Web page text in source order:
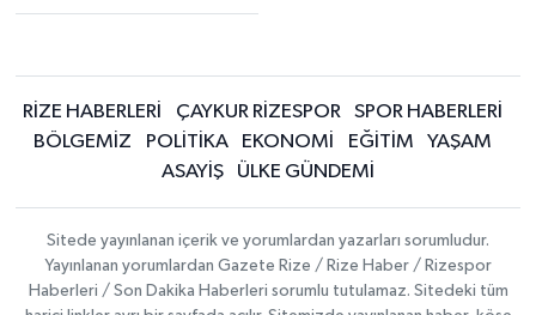
RİZE HABERLERİ ÇAYKUR RİZESPOR
SPOR HABERLERİ
BÖLGEMİZ
POLİTİKA EKONOMİ EĞİTİM
YAŞAM
ASAYİŞ
ÜLKE GÜNDEMİ
Sitede yayınlanan içerik ve yorumlardan yazarları sorumludur.
Yayınlanan yorumlardan Gazete Rize / Rize Haber / Rizespor
Haberleri / Son Dakika Haberleri sorumlu tutulamaz. Sitedeki tüm